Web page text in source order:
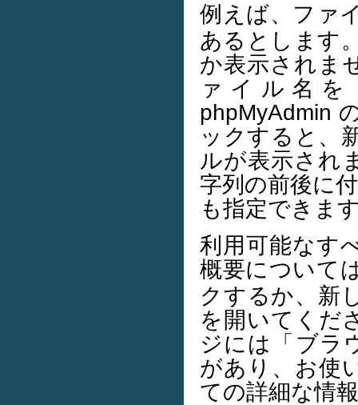
例えば、ファ
あるとします
か表示されま
ァイル名
phpMyAdmin
ックすると、
ルが表示され
字列の前後に
も指定できま
利用可能なす
概要について
クするか、新
を開いてくだ
ジには「ブラ
があり、お使
ての詳細な情